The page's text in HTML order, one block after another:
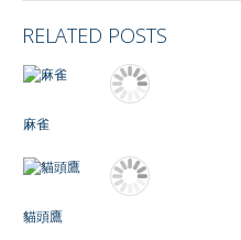
RELATED POSTS
麻雀
貓頭鷹